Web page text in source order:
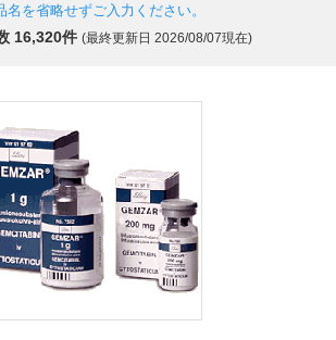
名を省略せずご入力ください。
16,320件 (最終更新日 2026/08/07現在)